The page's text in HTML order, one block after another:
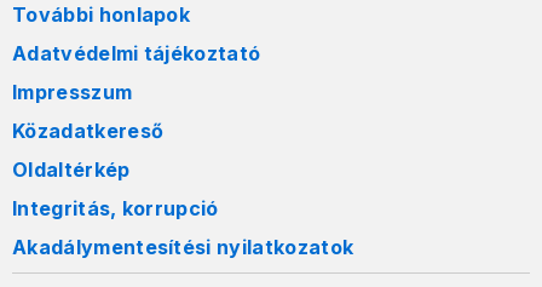
További honlapok
Adatvédelmi tájékoztató
Impresszum
Közadatkereső
Oldaltérkép
Integritás, korrupció
Akadálymentesítési nyilatkozatok